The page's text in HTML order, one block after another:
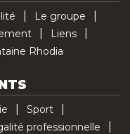
Le groupe
Liens
Rhodia
Sport
professionnelle